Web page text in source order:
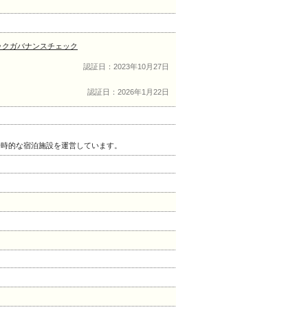
ガバナンスチェック
認証日：2023年10月27日
認証日：2026年1月22日
的な宿泊施設を運営しています。